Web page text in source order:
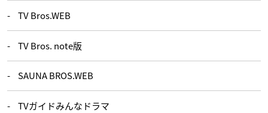
TV Bros.WEB
TV Bros. note版
SAUNA BROS.WEB
TVガイドみんなドラマ